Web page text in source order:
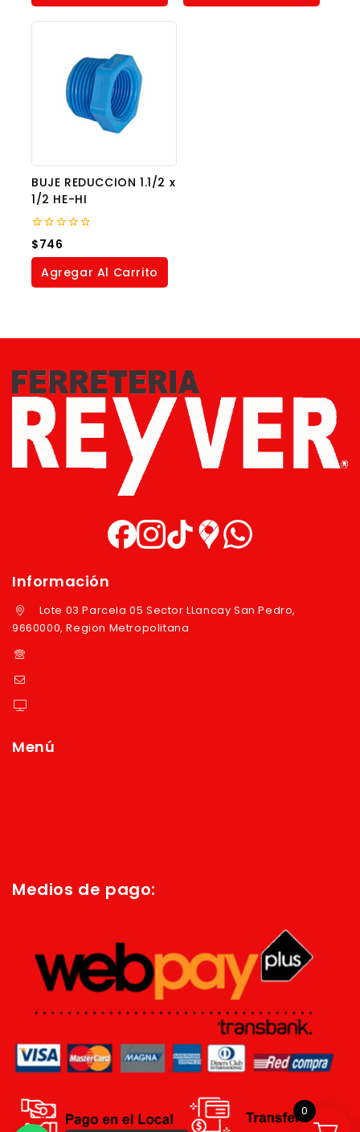
BUJE REDUCCION 1.1/2 x
1/2 HE-HI
0
out
of
$746
Agregar Al Carrito
Información
Lote 03 Parcela 05 Sector LLancay San Pedro,
9660000, Region Metropolitana
Menú
Medios de pago:
0